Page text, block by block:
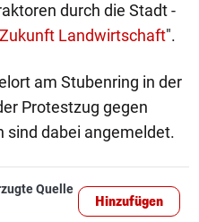
durch die Stadt -
Landwirtschaft".
am Stubenring in der
Protestzug gegen
sind dabei angemeldet.
Quelle
Hinzufügen